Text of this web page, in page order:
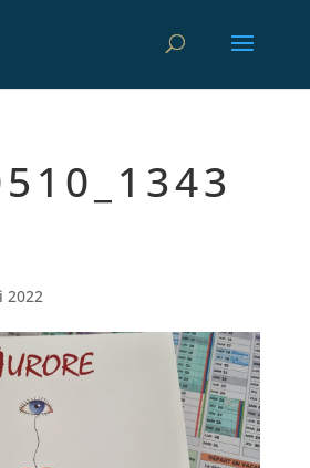
2022